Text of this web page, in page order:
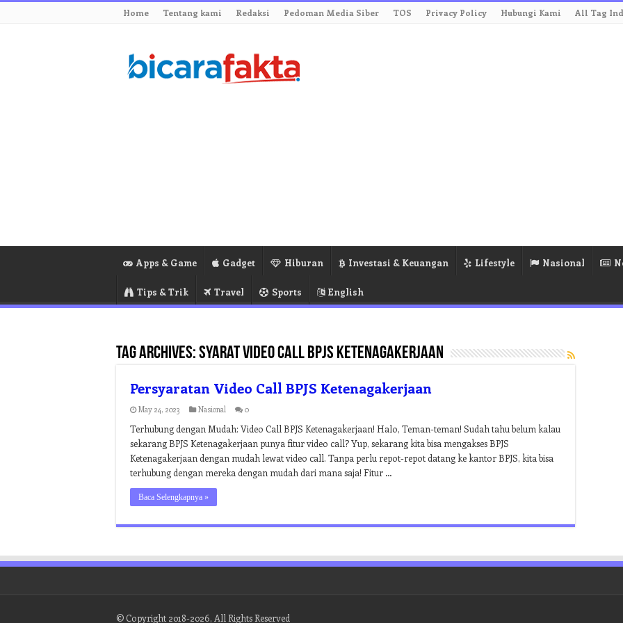
Home Tentang kami Redaksi Pedoman Media Siber TOS Privacy Policy Hubungi Kami All Tag
Apps & Game Gadget Hiburan Investasi & Keuangan Lifestyle Nasional
Tips & Trik Travel Sports English
Tag Archives:syarat video call bpjs ketenagakerjaan
Persyaratan Video Call BPJS Ketenagakerjaan
May 24, 2023 Nasional 0
Terhubung dengan Mudah: Video Call BPJS Ketenagakerjaan! Halo, Teman-teman! Sudah tahu belum kalau
sekarang BPJS Ketenagakerjaan punya fitur video call? Yup, sekarang kita bisa mengakses BPJS
Ketenagakerjaan dengan mudah lewat video call. Tanpa perlu repot-repot datang ke kantor BPJS, kita bisa
terhubung dengan mereka dengan mudah dari mana saja! Fitur …
Baca Selengkapnya »
© Copyright 2018-2026, All Rights Reserved